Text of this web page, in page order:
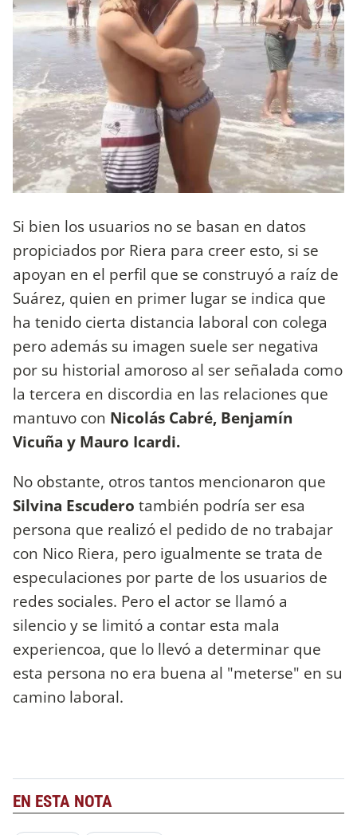
Si bien los usuarios no se basan en datos
propiciados por Riera para creer esto, si se
apoyan en el perfil que se construyó a raíz de
Suárez, quien en primer lugar se indica que
ha tenido cierta distancia laboral con colega
pero además su imagen suele ser negativa
por su historial amoroso al ser señalada como
la tercera en discordia en las relaciones que
mantuvo con Nicolás Cabré, Benjamín
Vicuña y Mauro Icardi.
No obstante, otros tantos mencionaron que
Silvina Escudero también podría ser esa
persona que realizó el pedido de no trabajar
con Nico Riera, pero igualmente se trata de
especulaciones por parte de los usuarios de
redes sociales. Pero el actor se llamó a
silencio y se limitó a contar esta mala
experiencoa, que lo llevó a determinar que
esta persona no era buena al "meterse" en su
camino laboral.
EN ESTA NOTA